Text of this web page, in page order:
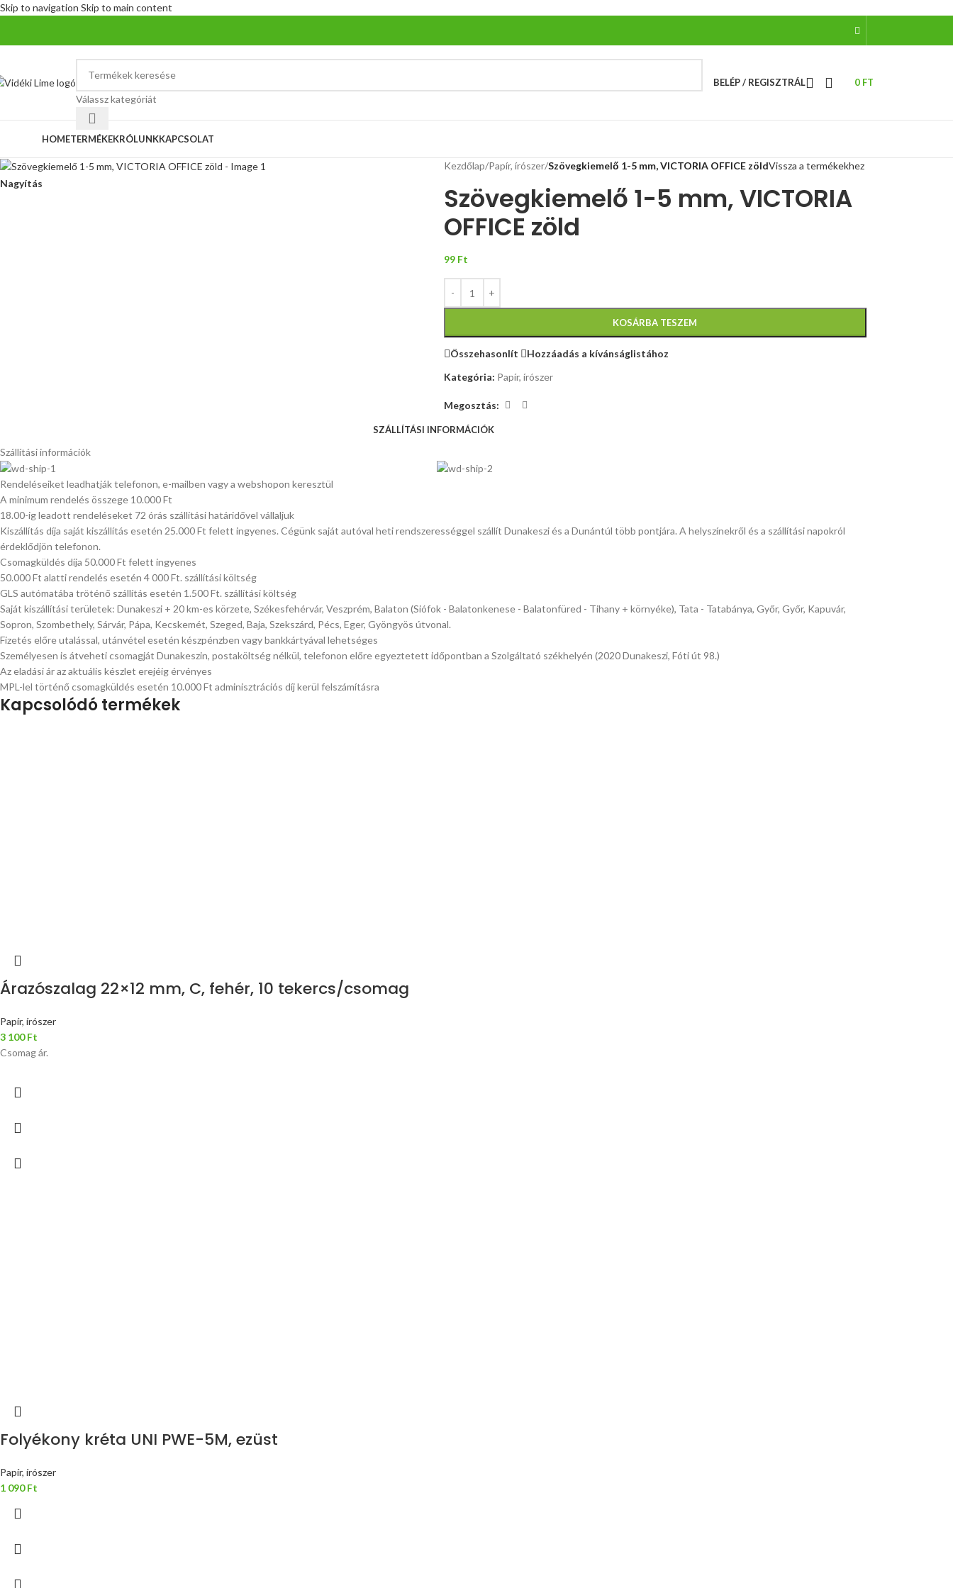
Skip to navigation Skip to main content
Válassz kategóriát
BELÉP / REGISZTRÁL 0 FT
HOMETERMÉKEKRÓLUNKKAPCSOLAT
Nagyítás
Kezdőlap/Papír, írószer/Szövegkiemelő 1-5 mm, VICTORIA OFFICE zöldVissza a termékekhez
Szövegkiemelő 1-5 mm, VICTORIA
OFFICE zöld
99 Ft
KOSÁRBA TESZEM
Összehasonlít
Hozzáadás a kívánságlistához
Kategória: Papír, írószer
Megosztás:
SZÁLLÍTÁSI INFORMÁCIÓK
Szállítási információk
Rendeléseiket leadhatják telefonon, e-mailben vagy a webshopon keresztül
A minimum rendelés összege 10.000 Ft
18.00-ig leadott rendeléseket 72 órás szállítási határidővel vállaljuk
Kiszállítás díja saját kiszállítás esetén 25.000 Ft felett ingyenes. Cégünk saját autóval heti rendszerességgel szállít Dunakeszi és a Dunántúl több pontjára. A helyszínekről és a szállítási napokról
érdeklődjön telefonon.
Csomagküldés díja 50.000 Ft felett ingyenes
50.000 Ft alatti rendelés esetén 4 000 Ft. szállítási költség
GLS autómatába tröténő szállítás esetén 1.500 Ft. szállítási költség
Saját kiszállítási területek: Dunakeszi + 20 km-es körzete, Székesfehérvár, Veszprém, Balaton (Siófok - Balatonkenese - Balatonfüred - Tihany + környéke), Tata - Tatabánya, Győr, Győr, Kapuvár,
Sopron, Szombethely, Sárvár, Pápa, Kecskemét, Szeged, Baja, Szekszárd, Pécs, Eger, Gyöngyös útvonal.
Fizetés előre utalással, utánvétel esetén készpénzben vagy bankkártyával lehetséges
Személyesen is átveheti csomagját Dunakeszin, postaköltség nélkül, telefonon előre egyeztetett időpontban a Szolgáltató székhelyén (2020 Dunakeszi, Fóti út 98.)
Az eladási ár az aktuális készlet erejéig érvényes
MPL-lel történő csomagküldés esetén 10.000 Ft adminisztrációs díj kerül felszámításra
Kapcsolódó termékek
Árazószalag 22×12 mm, C, fehér, 10 tekercs/csomag
Papír, írószer
3 100Ft
Csomag ár.
Folyékony kréta UNI PWE-5M, ezüst
Papír, írószer
1 090Ft